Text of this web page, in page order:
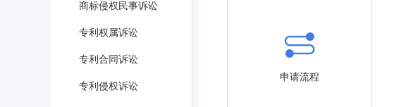
商标侵权民事诉讼
专利权属诉讼
专利合同诉讼
专利侵权诉讼
申请流程